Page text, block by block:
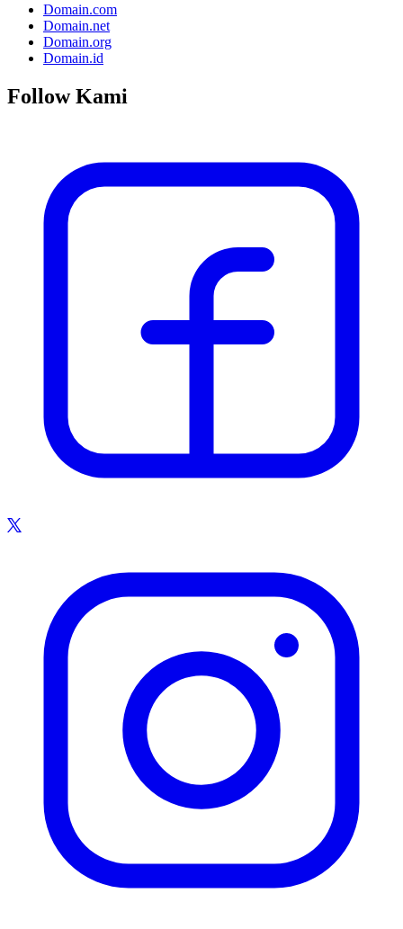
Domain.com
Domain.net
Domain.org
Domain.id
Follow Kami